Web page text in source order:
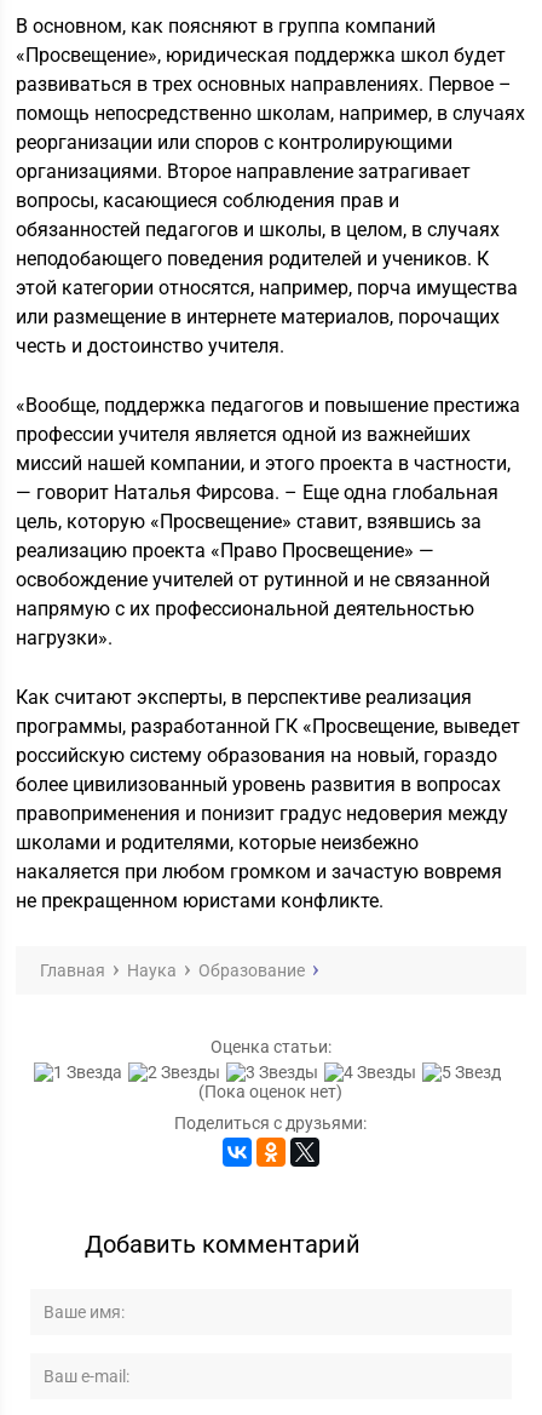
В основном, как поясняют в группа компаний
«Просвещение», юридическая поддержка школ будет
развиваться в трех основных направлениях. Первое –
помощь непосредственно школам, например, в случаях
реорганизации или споров с контролирующими
организациями. Второе направление затрагивает
вопросы, касающиеся соблюдения прав и
обязанностей педагогов и школы, в целом, в случаях
неподобающего поведения родителей и учеников. К
этой категории относятся, например, порча имущества
или размещение в интернете материалов, порочащих
честь и достоинство учителя.
«Вообще, поддержка педагогов и повышение престижа
профессии учителя является одной из важнейших
миссий нашей компании, и этого проекта в частности,
— говорит Наталья Фирсова. – Еще одна глобальная
цель, которую «Просвещение» ставит, взявшись за
реализацию проекта «Право Просвещение» —
освобождение учителей от рутинной и не связанной
напрямую с их профессиональной деятельностью
нагрузки».
Как считают эксперты, в перспективе реализация
программы, разработанной ГК «Просвещение, выведет
российскую систему образования на новый, гораздо
более цивилизованный уровень развития в вопросах
правоприменения и понизит градус недоверия между
школами и родителями, которые неизбежно
накаляется при любом громком и зачастую вовремя
не прекращенном юристами конфликте.
Главная Наука Образование
Оценка статьи:
(Пока оценок нет)
Поделиться с друзьями:
Добавить комментарий